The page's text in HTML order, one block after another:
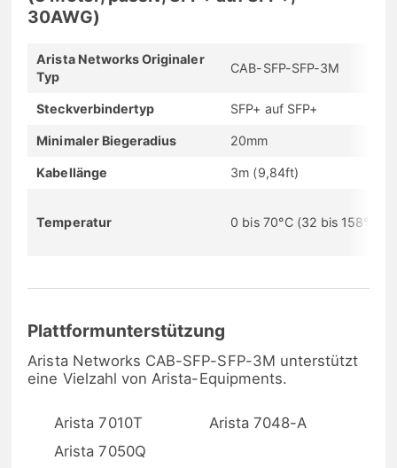
30AWG)
Arista Networks Originaler
Typ
CAB-SFP-SFP-3M
Steckverbindertyp SFP+ auf SFP+
Minimaler Biegeradius 20mm
Kabellänge 3m (9,84ft)
Temperatur 0 bis 70°C (32 bis 158°F)
Plattformunterstützung
Arista Networks CAB-SFP-SFP-3M unterstützt
eine Vielzahl von Arista-Equipments.
Arista 7010T
Arista 7048-A
Arista 7050Q